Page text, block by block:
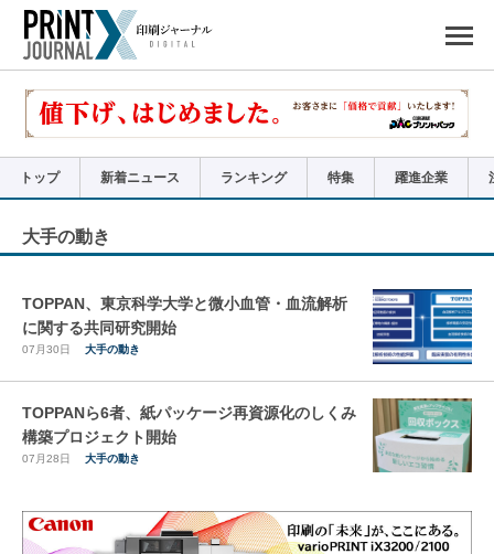
で
リ
ン
トップ 新着ニュース ランキング 特集 躍進企業
大手の動き
TOPPAN、東京科学大学と微小血管・血流解析
に関する共同研究開始
07月30日 大手の動き
TOPPANら6者、紙パッケージ再資源化のしくみ
構築プロジェクト開始
07月28日 大手の動き